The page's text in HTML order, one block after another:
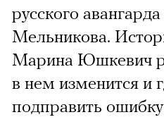
русского
Мельникова.
Марина Юшкевич
в нем изменится и
подправить